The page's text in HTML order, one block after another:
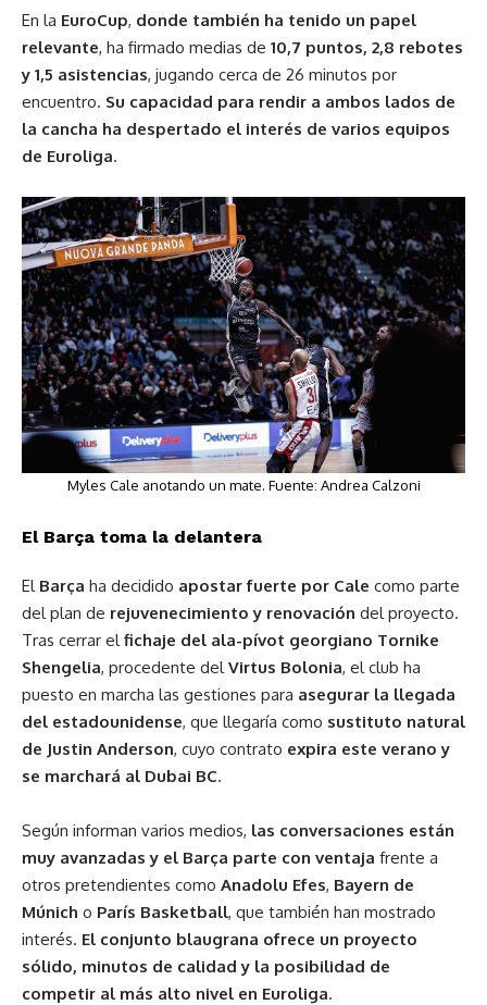
En la EuroCup, donde también ha tenido un papel
relevante, ha firmado medias de 10,7 puntos, 2,8 rebotes
y 1,5 asistencias, jugando cerca de 26 minutos por
encuentro. Su capacidad para rendir a ambos lados de
la cancha ha despertado el interés de varios equipos
de Euroliga.
Myles Cale anotando un mate. Fuente: Andrea Calzoni
El Barça toma la delantera
El Barça ha decidido apostar fuerte por Cale como parte
del plan de rejuvenecimiento y renovación del proyecto.
Tras cerrar el fichaje del ala-pívot georgiano Tornike
Shengelia, procedente del Virtus Bolonia, el club ha
puesto en marcha las gestiones para asegurar la llegada
del estadounidense, que llegaría como sustituto natural
de Justin Anderson, cuyo contrato expira este verano y
se marchará al Dubai BC.
Según informan varios medios, las conversaciones están
muy avanzadas y el Barça parte con ventaja frente a
otros pretendientes como Anadolu Efes, Bayern de
Múnich o París Basketball, que también han mostrado
interés. El conjunto blaugrana ofrece un proyecto
sólido, minutos de calidad y la posibilidad de
competir al más alto nivel en Euroliga.